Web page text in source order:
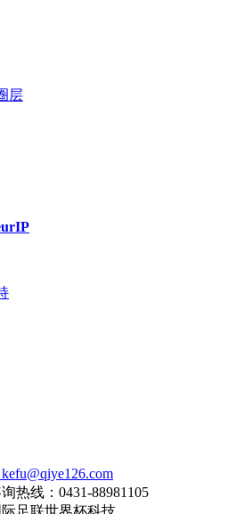
层
热线：0431-88981105
足联世界杯科技